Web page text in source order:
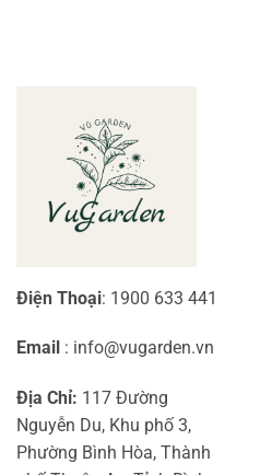
Cho
Người
Mới
Bắt
Đầu
Chi
Tiết
Và
Toàn
Diện
Điện Thoại: 1900 633 441
Email : info@vugarden.vn
Địa Chỉ: 117 Đường
Nguyễn Du, Khu phố 3,
Phường Bình Hòa, Thành